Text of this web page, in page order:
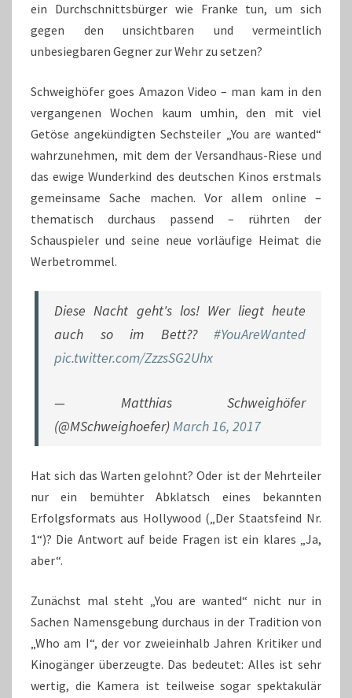
ein Durchschnittsbürger wie Franke tun, um sich
gegen den unsichtbaren und vermeintlich
unbesiegbaren Gegner zur Wehr zu setzen?
Schweighöfer goes Amazon Video – man kam in den
vergangenen Wochen kaum umhin, den mit viel
Getöse angekündigten Sechsteiler „You are wanted“
wahrzunehmen, mit dem der Versandhaus-Riese und
das ewige Wunderkind des deutschen Kinos erstmals
gemeinsame Sache machen. Vor allem online –
thematisch durchaus passend – rührten der
Schauspieler und seine neue vorläufige Heimat die
Werbetrommel.
Diese Nacht geht's los! Wer liegt heute
auch so im Bett?? #YouAreWanted
pic.twitter.com/ZzzsSG2Uhx
— Matthias Schweighöfer
(@MSchweighoefer)March 16, 2017
Hat sich das Warten gelohnt? Oder ist der Mehrteiler
nur ein bemühter Abklatsch eines bekannten
Erfolgsformats aus Hollywood („Der Staatsfeind Nr.
1“)? Die Antwort auf beide Fragen ist ein klares „Ja,
aber“.
Zunächst mal steht „You are wanted“ nicht nur in
Sachen Namensgebung durchaus in der Tradition von
„Who am I“, der vor zweieinhalb Jahren Kritiker und
Kinogänger überzeugte. Das bedeutet: Alles ist sehr
wertig, die Kamera ist teilweise sogar spektakulär